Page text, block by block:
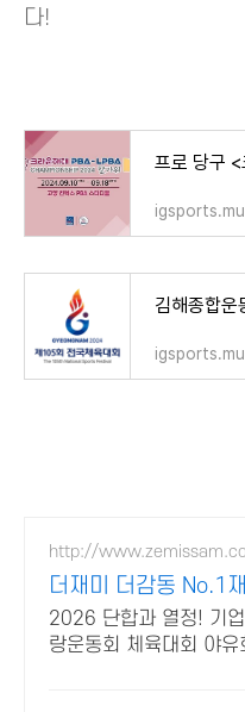
다!
http://
더재미 더감동 No.1
과 소통의 재미에 빠
2026 단합과 열정! 기
랑운동회 체육대회 야유